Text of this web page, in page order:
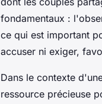
fondamentaux :
ce qui est important
accuser ni exiger,
Dans le contexte
ressource précieuse